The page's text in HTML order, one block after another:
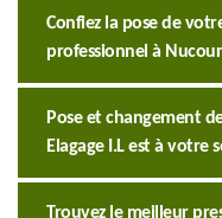
Confiez la pose de
professionnel à
Pose et changement
Elagage I.L est à votre
Trouvez le meilleur